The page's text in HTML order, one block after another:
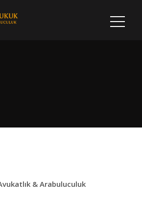
& Arabuluculuk